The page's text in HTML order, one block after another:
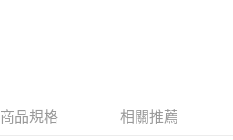
商品規格 相關推薦